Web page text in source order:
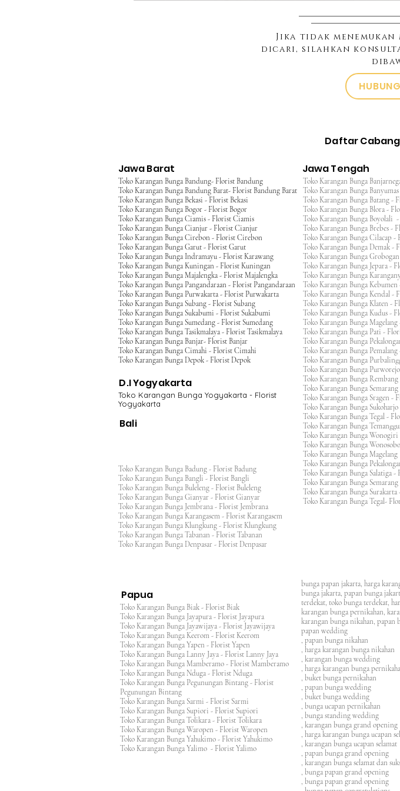
Jika tidak
dicari, silahkan
Daftar
Jawa Barat Jawa Tengah
Toko Karangan Bunga Bandung- Florist Bandung
Toko Karangan Bunga Bandung Barat- Florist Bandung Barat
Toko Karangan Bunga Bekasi - Florist Bekasi
Toko Karangan Bunga Bogor - Florist Bogor
Toko Karangan Bunga Ciamis - Florist Ciamis
Toko Karangan Bunga Cianjur - Florist Cianjur
Toko Karangan Bunga Cirebon - Florist Cirebon
Toko Karangan Bunga Garut - Florist Garut
Toko Karangan Bunga Indramayu - Florist Karawang
Toko Karangan Bunga Kuningan - Florist Kuningan
Toko Karangan Bunga Majalengka - Florist Majalengka
Toko Karangan Bunga Pangandaraan - Florist Pangandaraan
Toko Karangan Bunga Purwakarta - Florist Purwakarta
Toko Karangan Bunga Subang - Florist Subang
Toko Karangan Bunga Sukabumi - Florist Sukabumi
Toko Karangan Bunga Sumedang - Florist Sumedang
Toko Karangan Bunga Tasikmalaya - Florist Tasikmalaya
Toko Karangan Bunga Banjar- Florist Banjar
Toko Karangan Bunga Cimahi - Florist Cimahi
Toko Karangan Bunga Depok - Florist Depok
D.I Yogyakarta
Toko Karangan Bunga Yogyakarta - Florist
Yogyakarta
Bali
Toko Karangan Bunga Badung - Florist Badung
Toko Karangan Bunga Bangli - Florist Bangli
Toko Karangan Bunga Buleleng - Florist Buleleng
Toko Karangan Bunga Gianyar - Florist Gianyar
Toko Karangan Bunga Jembrana - Florist Jembrana
Toko Karangan Bunga Karangasem - Florist Karangasem
Toko Karangan Bunga Klungkung - Florist Klungkung
Toko Karangan Bunga Tabanan - Florist Tabanan
Toko Karangan Bunga Denpasar - Florist Denpasar
Toko Karangan Bunga
Toko Karangan Bunga
Toko Karangan Bunga Batang -
Toko Karangan Bunga Blora -
Toko Karangan Bunga Boyolali
Toko Karangan Bunga Brebes -
Toko Karangan Bunga Cilacap
Toko Karangan Bunga Demak -
Toko Karangan Bunga
Toko Karangan Bunga Jepara -
Toko Karangan Bunga
Toko Karangan Bunga
Toko Karangan Bunga Kendal -
Toko Karangan Bunga Klaten -
Toko Karangan Bunga Kudus -
Toko Karangan Bunga
Toko Karangan Bunga Pati -
Toko Karangan Bunga
Toko Karangan Bunga
Toko Karangan Bunga
Toko Karangan Bunga
Toko Karangan Bunga
Toko Karangan Bunga
Toko Karangan Bunga Sragen -
Toko Karangan Bunga
Toko Karangan Bunga Tegal -
Toko Karangan Bunga
Toko Karangan Bunga
Toko Karangan Bunga
Toko Karangan Bunga
Toko Karangan Bunga
Toko Karangan Bunga Salatiga
Toko Karangan Bunga
Toko Karangan Bunga
Toko Karangan Bunga Tegal-
Papua
Toko Karangan Bunga Biak - Florist Biak
Toko Karangan Bunga Jayapura - Florist Jayapura
Toko Karangan Bunga Jayawijaya - Florist Jayawijaya
Toko Karangan Bunga Keerom - Florist Keerom
Toko Karangan Bunga Yapen - Florist Yapen
Toko Karangan Bunga Lanny Jaya - Florist Lanny Jaya
Toko Karangan Bunga Mamberamo - Florist Mamberamo
Toko Karangan Bunga Nduga - Florist Nduga
Toko Karangan Bunga Pegunungan Bintang - Florist
Pegunungan Bintang
Toko Karangan Bunga Sarmi - Florist Sarmi
Toko Karangan Bunga Supiori - Florist Supiori
Toko Karangan Bunga Tolikara - Florist Tolikara
Toko Karangan Bunga Waropen - Florist Waropen
Toko Karangan Bunga Yahukimo - Florist Yahukimo
Toko Karangan Bunga Yalimo - Florist Yalimo
bunga papan jakarta, harga
bunga jakarta, papan bunga
terdekat, toko bunga terdekat,
karangan bunga pernikahan,
karangan bunga nikahan, papan
papan wedding
, papan bunga nikahan
, harga karangan bunga nikahan
, karangan bunga wedding
, harga karangan bunga
, buket bunga pernikahan
, papan bunga wedding
, buket bunga wedding
, bunga ucapan pernikahan
, bunga standing wedding
, karangan bunga grand opening
, harga karangan bunga ucapan
, karangan bunga ucapan selamat
, papan bunga grand opening
, karangan bunga selamat dan
, bunga papan grand opening
, bunga papan grand opening